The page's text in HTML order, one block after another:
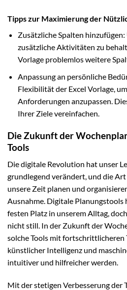
Tipps zur Maximierung der
Zusätzliche Spalten
zusätzliche Aktivitäten zu
Vorlage problemlos weitere
Anpassung an persönliche
Flexibilität der Excel Vorlage,
Anforderungen anzupassen.
Ihrer Ziele vereinfachen.
Die Zukunft der
Tools
Die digitale Revolution hat unser
grundlegend verändert, und die
unsere Zeit planen und
Ausnahme. Digitale Planungstools
festen Platz in unserem Alltag,
nicht still. In der Zukunft der
solche Tools mit fortschrittlicheren
künstlicher Intelligenz und
intuitiver und hilfreicher werden.
Mit der stetigen Verbesserung der